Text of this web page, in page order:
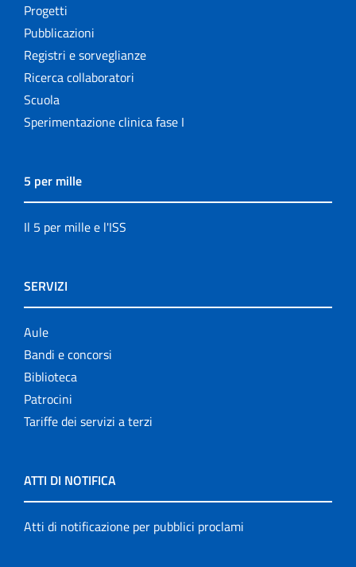
Progetti
Pubblicazioni
Registri e sorveglianze
Ricerca collaboratori
Scuola
Sperimentazione clinica fase I
5 per mille
Il 5 per mille e l'ISS
SERVIZI
Aule
Bandi e concorsi
Biblioteca
Patrocini
Tariffe dei servizi a terzi
ATTI DI NOTIFICA
Atti di notificazione per pubblici proclami